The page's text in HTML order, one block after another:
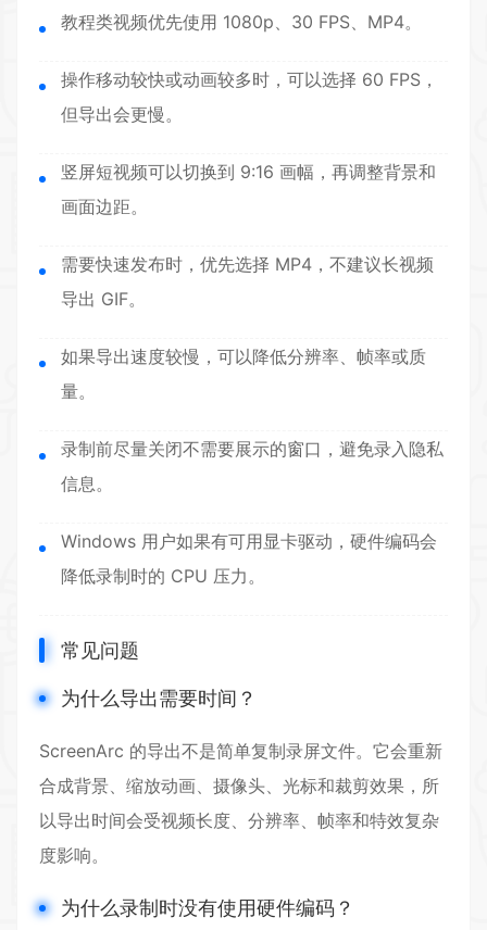
教程类视频优先使用 1080p、30 FPS、MP4。
操作移动较快或动画较多时，可以选择 60 FPS，
但导出会更慢。
竖屏短视频可以切换到 9:16 画幅，再调整背景和
画面边距。
需要快速发布时，优先选择 MP4，不建议长视频
导出 GIF。
如果导出速度较慢，可以降低分辨率、帧率或质
量。
录制前尽量关闭不需要展示的窗口，避免录入隐私
信息。
Windows 用户如果有可用显卡驱动，硬件编码会
降低录制时的 CPU 压力。
常见问题
为什么导出需要时间？
ScreenArc 的导出不是简单复制录屏文件。它会重新
合成背景、缩放动画、摄像头、光标和裁剪效果，所
以导出时间会受视频长度、分辨率、帧率和特效复杂
度影响。
为什么录制时没有使用硬件编码？